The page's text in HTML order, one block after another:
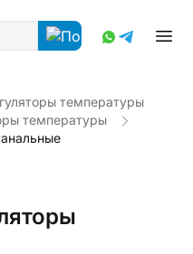
температуры
температуры